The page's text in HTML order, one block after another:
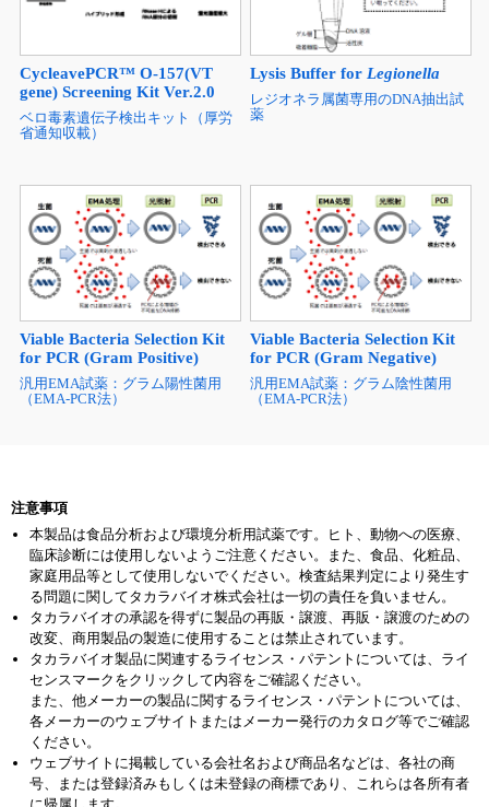
CycleavePCR™ O-157(VT
gene) Screening Kit Ver.2.0
ベロ毒素遺伝子検出キット（厚労
省通知収載）
Lysis Buffer for Legionella
レジオネラ属菌専用のDNA抽出試
薬
Viable Bacteria Selection Kit
for PCR (Gram Positive)
汎用EMA試薬：グラム陽性菌用
（EMA-PCR法）
Viable Bacteria Selection Kit
for PCR (Gram Negative)
汎用EMA試薬：グラム陰性菌用
（EMA-PCR法）
注意事項
本製品は食品分析および環境分析用試薬です。ヒト、動物への医療、
臨床診断には使用しないようご注意ください。また、食品、化粧品、
家庭用品等として使用しないでください。検査結果判定により発生す
る問題に関してタカラバイオ株式会社は一切の責任を負いません。
タカラバイオの承認を得ずに製品の再販・譲渡、再販・譲渡のための
改変、商用製品の製造に使用することは禁止されています。
タカラバイオ製品に関連するライセンス・パテントについては、ライ
センスマークをクリックして内容をご確認ください。
また、他メーカーの製品に関するライセンス・パテントについては、
各メーカーのウェブサイトまたはメーカー発行のカタログ等でご確認
ください。
ウェブサイトに掲載している会社名および商品名などは、各社の商
号、または登録済みもしくは未登録の商標であり、これらは各所有者